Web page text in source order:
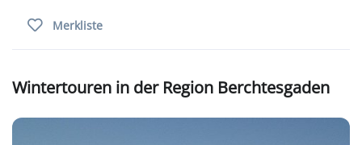
Merkliste
Wintertouren in der Region Berchtesgaden